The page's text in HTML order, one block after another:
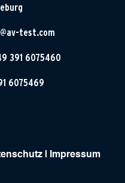
test.com
391 6075460
6075469
Impressum